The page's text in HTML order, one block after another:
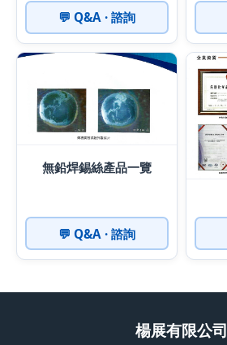
💬 Q&A · 諮詢
無鉛焊錫絲產品一覽
💬 Q&A · 諮詢
楊展有限公司